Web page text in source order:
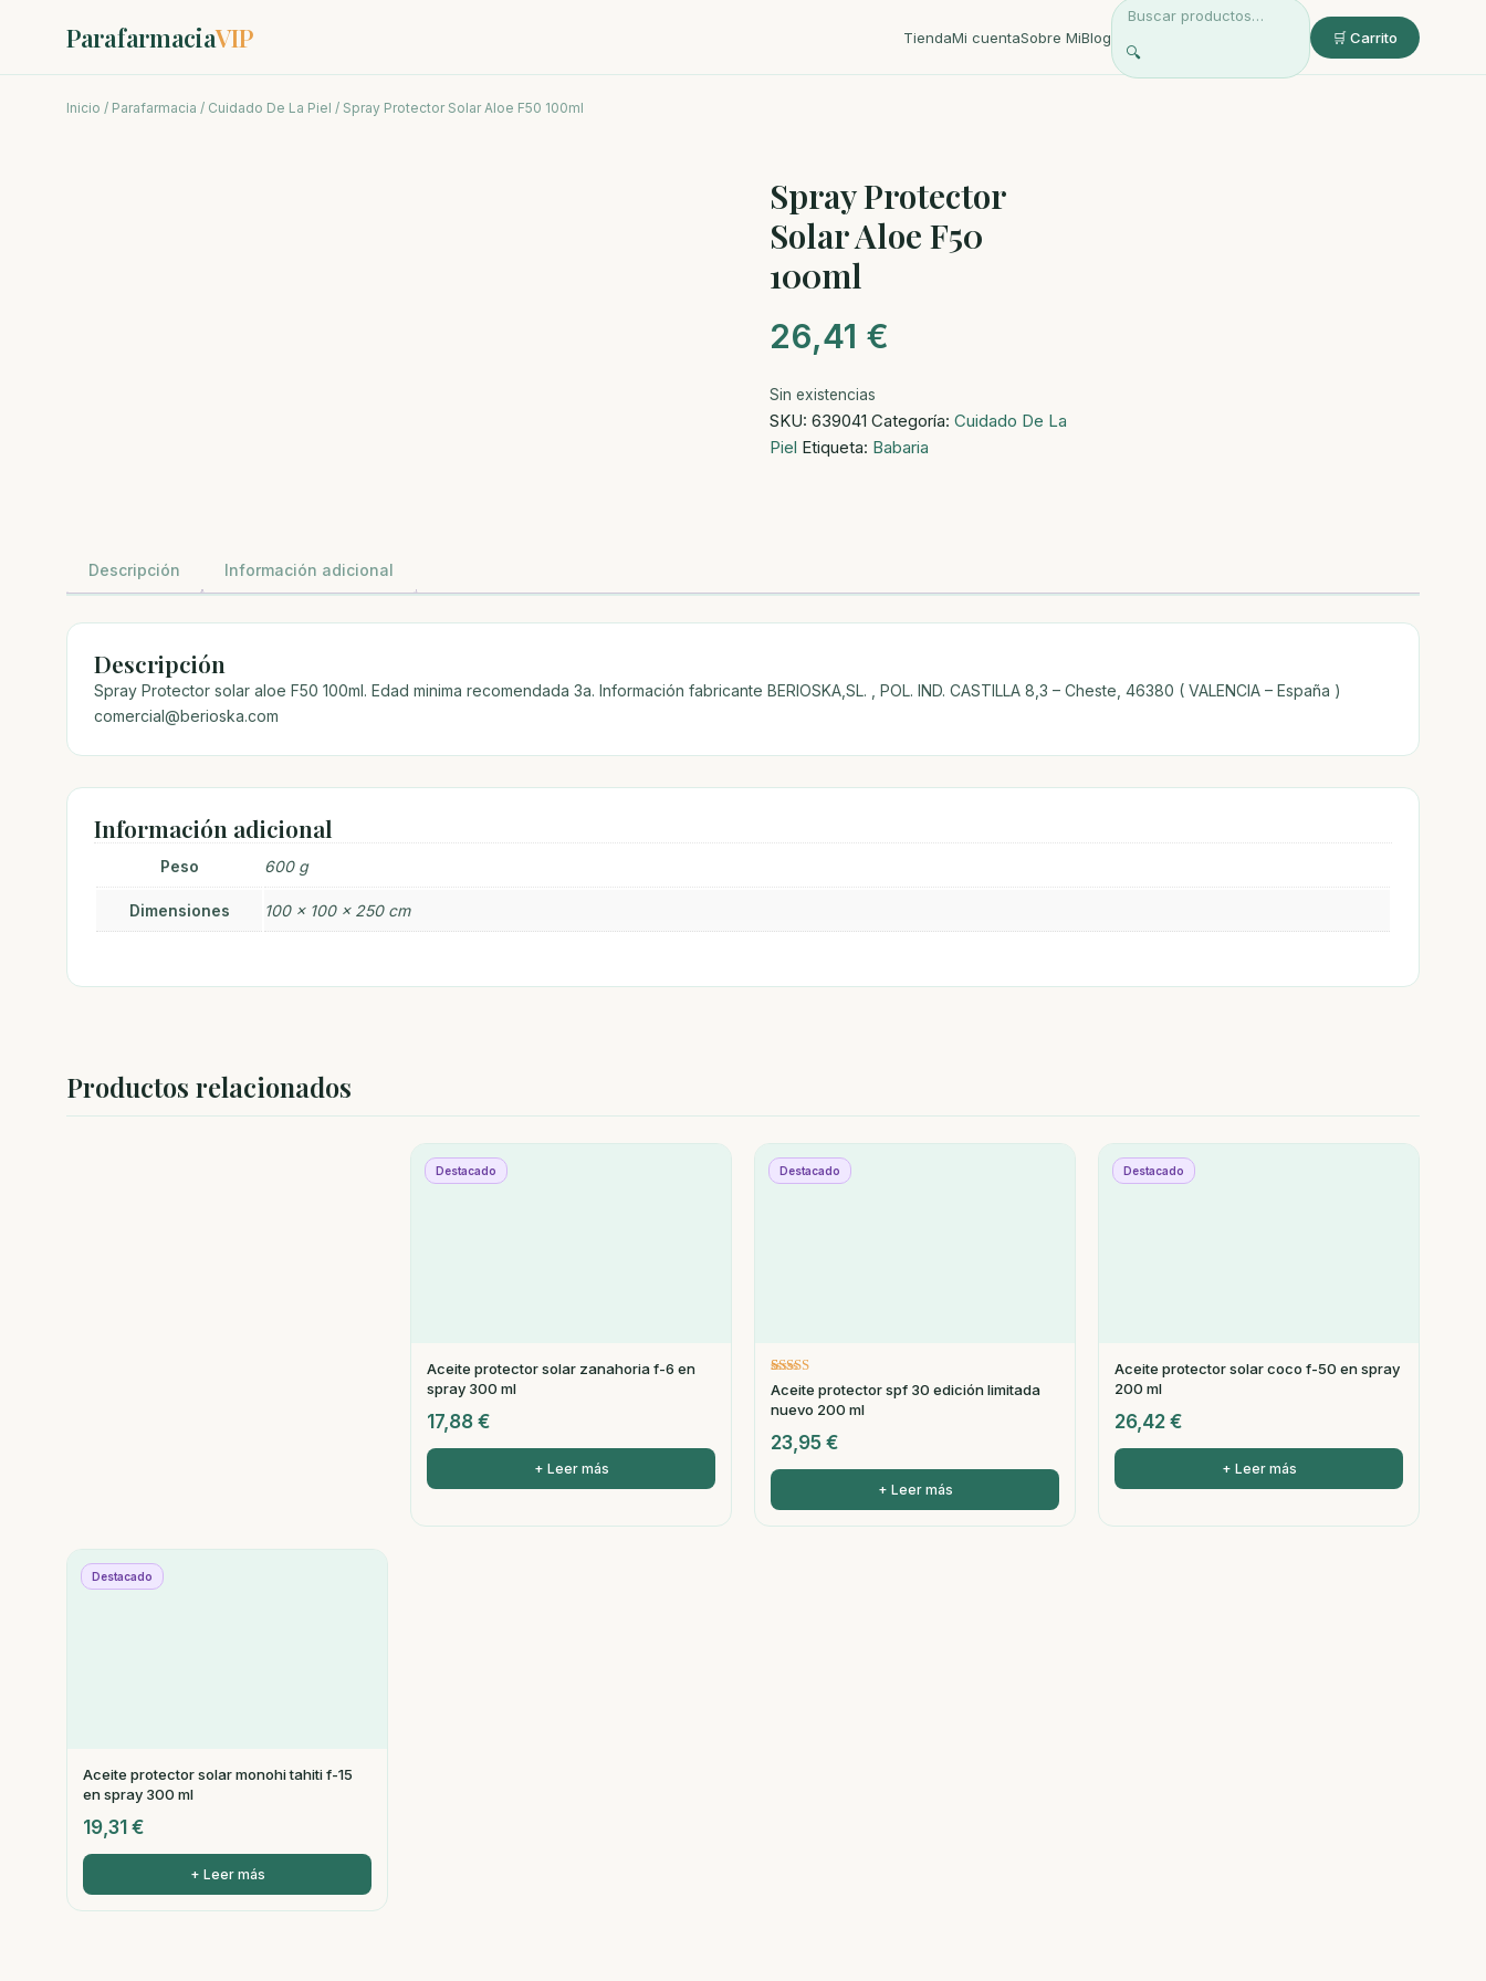
ParafarmaciaVIP TiendaMi cuentaSobre MiBlog
🔍
🛒 Carrito
Inicio / Parafarmacia / Cuidado De La Piel / Spray Protector Solar Aloe F50 100ml
Spray Protector
Solar Aloe F50
100ml
26,41 €
Sin existencias
SKU: 639041 Categoría: Cuidado De La
Piel Etiqueta: Babaria
Descripción Información adicional
Descripción
Spray Protector solar aloe F50 100ml. Edad minima recomendada 3a. Información fabricante BERIOSKA,SL. , POL. IND. CASTILLA 8,3 – Cheste, 46380 ( VALENCIA – España )
comercial@berioska.com
Información adicional
Peso 600 g
Dimensiones 100 × 100 × 250 cm
Productos relacionados
Destacado
Aceite protector solar zanahoria f-6 en
spray 300 ml
17,88 €
+ Leer más
Destacado
Valorado
con
5.00
a
1
valoración
de un
cliente
Aceite protector spf 30 edición limitada
nuevo 200 ml
23,95 €
+ Leer más
Destacado
Aceite protector solar coco f-50 en spray
200 ml
26,42 €
+ Leer más
Destacado
Aceite protector solar monohi tahiti f-15
en spray 300 ml
19,31 €
+ Leer más